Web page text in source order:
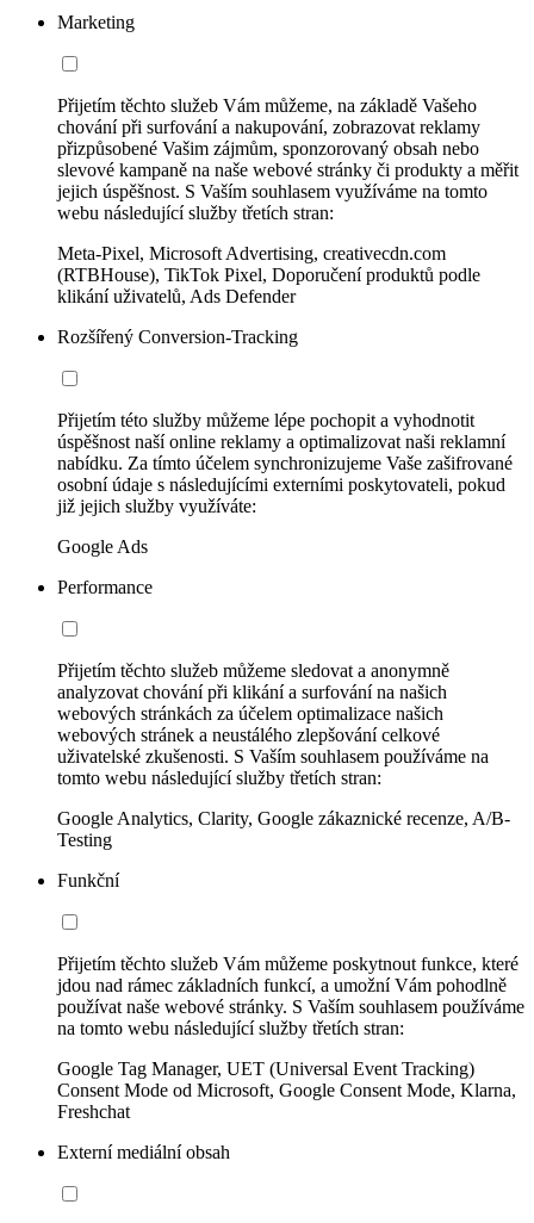
Marketing
Přijetím těchto služeb Vám můžeme, na základě Vašeho
chování při surfování a nakupování, zobrazovat reklamy
přizpůsobené Vašim zájmům, sponzorovaný obsah nebo
slevové kampaně na naše webové stránky či produkty a měřit
jejich úspěšnost. S Vaším souhlasem využíváme na tomto
webu následující služby třetích stran:
Meta-Pixel, Microsoft Advertising, creativecdn.com
(RTBHouse), TikTok Pixel, Doporučení produktů podle
klikání uživatelů, Ads Defender
Rozšířený Conversion-Tracking
Přijetím této služby můžeme lépe pochopit a vyhodnotit
úspěšnost naší online reklamy a optimalizovat naši reklamní
nabídku. Za tímto účelem synchronizujeme Vaše zašifrované
osobní údaje s následujícími externími poskytovateli, pokud
již jejich služby využíváte:
Google Ads
Performance
Přijetím těchto služeb můžeme sledovat a anonymně
analyzovat chování při klikání a surfování na našich
webových stránkách za účelem optimalizace našich
webových stránek a neustálého zlepšování celkové
uživatelské zkušenosti. S Vaším souhlasem používáme na
tomto webu následující služby třetích stran:
Google Analytics, Clarity, Google zákaznické recenze, A/B-
Testing
Funkční
Přijetím těchto služeb Vám můžeme poskytnout funkce, které
jdou nad rámec základních funkcí, a umožní Vám pohodlně
používat naše webové stránky. S Vaším souhlasem používáme
na tomto webu následující služby třetích stran:
Google Tag Manager, UET (Universal Event Tracking)
Consent Mode od Microsoft, Google Consent Mode, Klarna,
Freshchat
Externí mediální obsah